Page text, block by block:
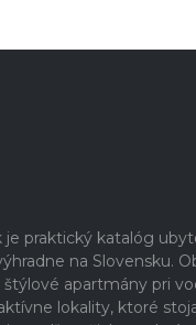
je praktický katalóg
na Slovensku.
apartmány pri
lokality, ktoré